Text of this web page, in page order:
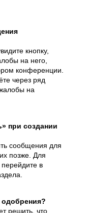
кнопку,
на него,
конференции.
через ряд
на
при создании
сообщения для
позже. Для
в
решить, что